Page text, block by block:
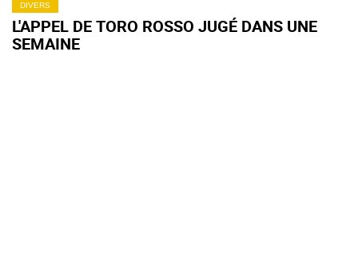
DIVERS
L'APPEL DE TORO ROSSO JUGÉ DANS UNE
SEMAINE